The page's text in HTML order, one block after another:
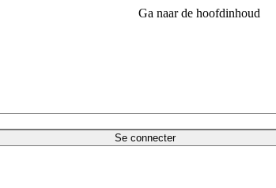
Ga naar de hoofdinhoud
Se connecter